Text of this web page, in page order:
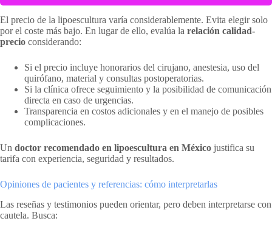
El precio de la lipoescultura varía considerablemente. Evita elegir solo
por el coste más bajo. En lugar de ello, evalúa la relación calidad-
precio considerando:
Si el precio incluye honorarios del cirujano, anestesia, uso del
quirófano, material y consultas postoperatorias.
Si la clínica ofrece seguimiento y la posibilidad de comunicación
directa en caso de urgencias.
Transparencia en costos adicionales y en el manejo de posibles
complicaciones.
Un doctor recomendado en lipoescultura en México justifica su
tarifa con experiencia, seguridad y resultados.
Opiniones de pacientes y referencias: cómo interpretarlas
Las reseñas y testimonios pueden orientar, pero deben interpretarse con
cautela. Busca: